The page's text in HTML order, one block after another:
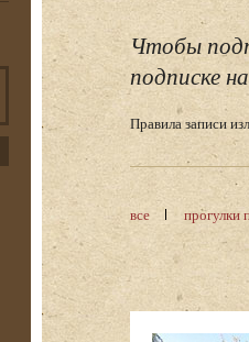
Чтобы
подписке
Правила записи
все прогулки